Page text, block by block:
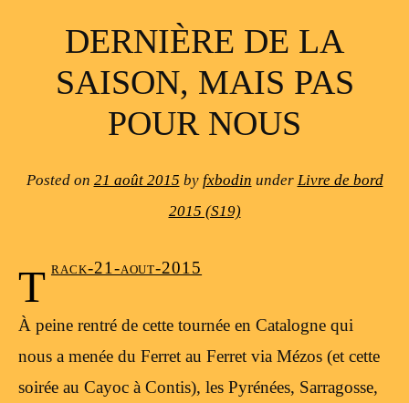
DERNIÈRE DE LA
SAISON, MAIS PAS
POUR NOUS
Posted on 21 août 2015 by fxbodin under Livre de bord
2015 (S19)
t rack-21-aout-2015
À peine rentré de cette tournée en Catalogne qui
nous a menée du Ferret au Ferret via Mézos (et cette
soirée au Cayoc à Contis), les Pyrénées, Sarragosse,